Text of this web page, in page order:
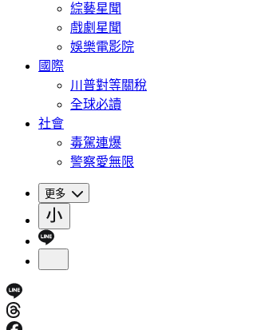
綜藝星聞
戲劇星聞
娛樂電影院
國際
川普對等關稅
全球必讀
社會
毒駕連爆
警察愛無限
更多